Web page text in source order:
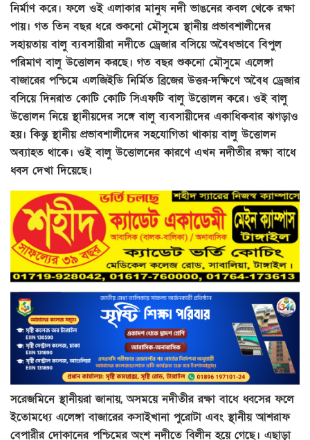
নির্মাণ করে। ফলে ওই এলাকার মানুষ নদী ভাঙনের কবল থেকে রক্ষা
পায়। গত তিন বছর ধরে শুকনো মৌসুমে স্থানীয় প্রভাবশালীদের
সহায়তায় বালু ব্যবসায়ীরা নদীতে ড্রেজার বসিয়ে অবৈধভাবে বিপুল
পরিমাণ বালু উত্তোলন করছে। গত বছর শুকনো মৌসুমে এলেঙ্গা
বাজারের পশ্চিমে এলজিইডি নির্মিত ব্রিজের উত্তর-দক্ষিণে অবৈধ ড্রেজার
বসিয়ে দিনরাত কোটি কোটি সিএফটি বালু উত্তোলন করে। ওই বালু
উত্তোলন নিয়ে স্থানীয়দের সঙ্গে বালু ব্যবসায়ীদের একাধিকবার ঝগড়াও
হয়। কিন্তু স্থানীয় প্রভাবশালীদের সহযোগিতা থাকায় বালু উত্তোলন
অব্যাহত থাকে। ওই বালু উত্তোলনের কারণে এখন নদীতীর রক্ষা বাধে
ধ্বস দেখা দিয়েছে।
সরেজমিনে স্থানীয়রা জানায়, অসময়ে নদীতীর রক্ষা বাধে ধ্বসের ফলে
ইতোমধ্যে এলেঙ্গা বাজারের কসাইখানা পুরোটা এবং স্থানীয় আশরাফ
বেপারীর দোকানের পশ্চিমের অংশ নদীতে বিলীন হয়ে গেছে। এছাড়া